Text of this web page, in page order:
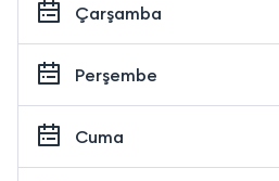
Çarşamba
Perşembe
Cuma